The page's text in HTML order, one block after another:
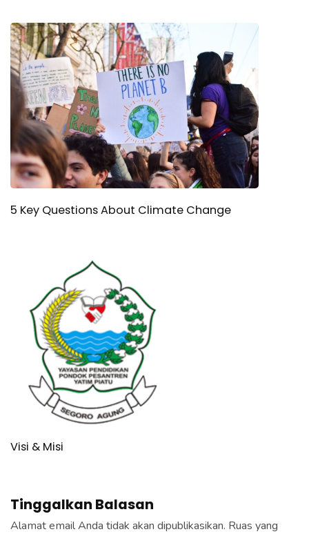
5 Key Questions About Climate Change
Visi & Misi
Tinggalkan Balasan
Alamat email Anda tidak akan dipublikasikan. Ruas yang